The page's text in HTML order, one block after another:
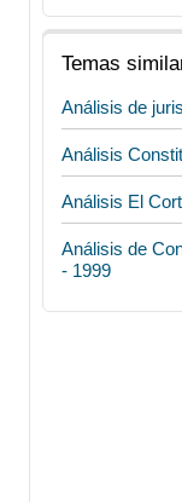
Temas
Análisis de
Análisis
Análisis El
Análisis de
- 1999